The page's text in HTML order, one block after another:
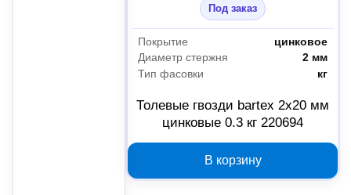
Под заказ
Покрытие
цинковое
Диаметр стержня
2 мм
Тип фасовки
кг
Толевые гвозди bartex 2х20 мм
цинковые 0.3 кг 220694
В корзину